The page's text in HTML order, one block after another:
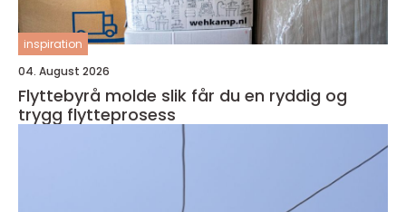
inspiration
04. August 2026
Flyttebyrå molde slik får du en ryddig og
trygg flytteprosess